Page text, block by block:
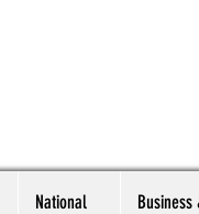
National Business